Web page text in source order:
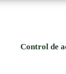
Control de